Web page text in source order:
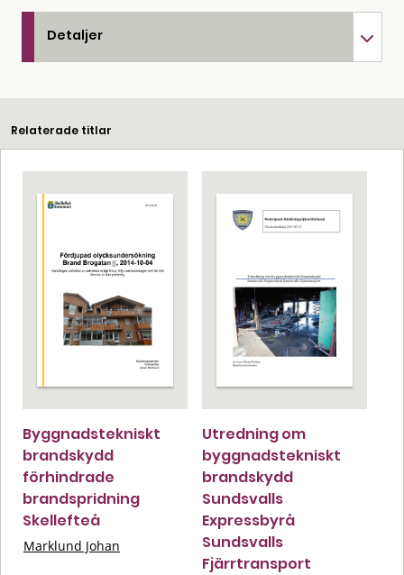
Detaljer
Relaterade titlar
Byggnadstekniskt
brandskydd
förhindrade
brandspridning
Skellefteå
Marklund Johan
Utredning om
byggnadstekniskt
brandskydd
Sundsvalls
Expressbyrå
Sundsvalls
Fjärrtransport